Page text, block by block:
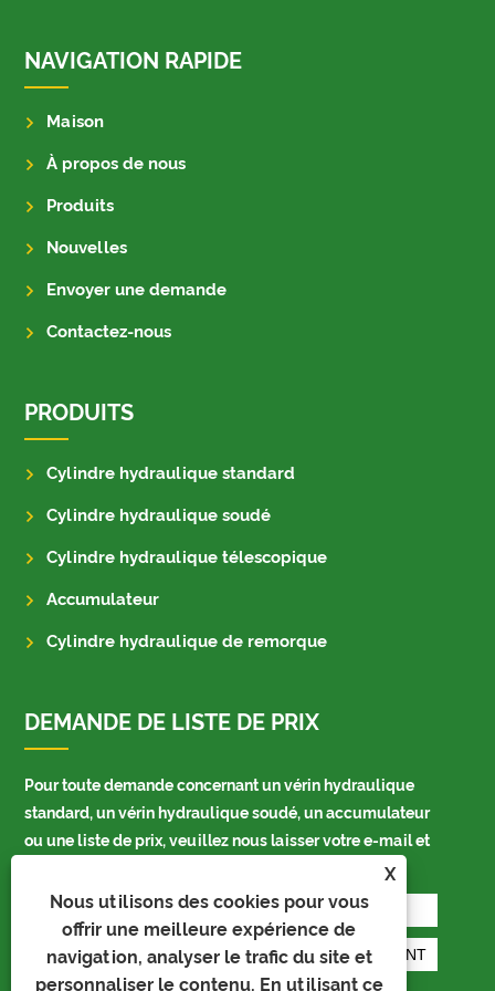
X
Nous utilisons des cookies pour vous
offrir une meilleure expérience de
navigation, analyser le trafic du site et
personnaliser le contenu. En utilisant ce
NAVIGATION RAPIDE
Maison
À propos de nous
Produits
Nouvelles
Envoyer une demande
Contactez-nous
PRODUITS
Cylindre hydraulique standard
Cylindre hydraulique soudé
Cylindre hydraulique télescopique
Accumulateur
Cylindre hydraulique de remorque
DEMANDE DE LISTE DE PRIX
Pour toute demande concernant un vérin hydraulique
standard, un vérin hydraulique soudé, un accumulateur
ou une liste de prix, veuillez nous laisser votre e-mail et